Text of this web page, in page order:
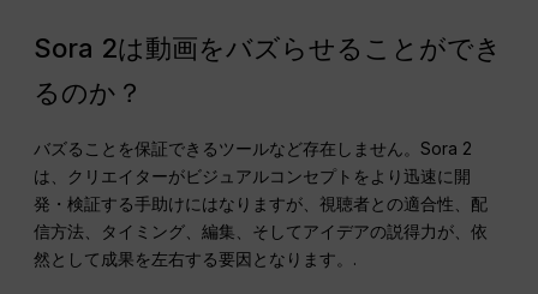
Sora 2は動画をバズらせることができ
るのか？
バズることを保証できるツールなど存在しません。Sora 2
は、クリエイターがビジュアルコンセプトをより迅速に開
発・検証する手助けにはなりますが、視聴者との適合性、配
信方法、タイミング、編集、そしてアイデアの説得力が、依
然として成果を左右する要因となります。.